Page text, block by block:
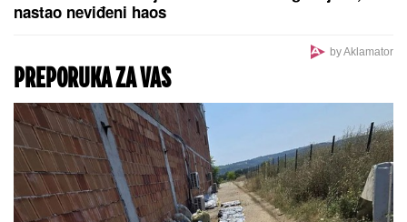
"OVO JE UBISTVO U AFEKTU,
REKONSTRUKCIJA ĆE OTKRITI KOJI
JE UDARAC BIO FATALAN!"
Stručnjaci o zločinu na Novom
Beogradu: Da li je tragedija mogla
biti sprečena?